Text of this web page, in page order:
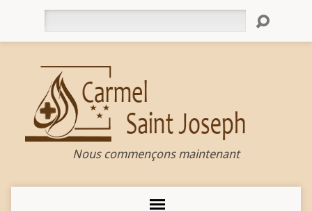
Nous commençons maintenant